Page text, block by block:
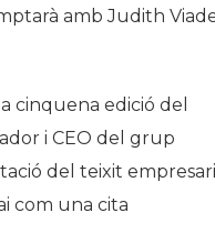
amb Judith
cinquena edició del
i CEO del grup
del teixit
com una cita